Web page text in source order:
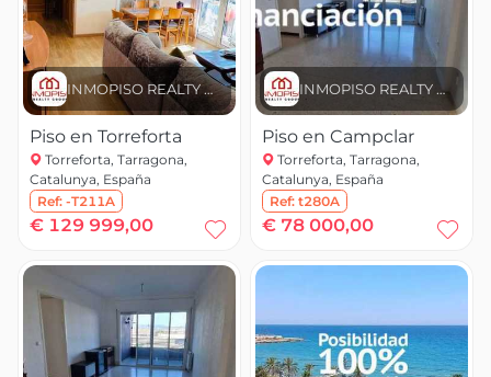
INMOPISO REALTY GROUP
Piso en Torreforta
Torreforta, Tarragona,
Catalunya, España
Ref: -T211A
€ 129 999,00
INMOPISO REALTY GROUP
Piso en Campclar
Torreforta, Tarragona,
Catalunya, España
Ref: t280A
€ 78 000,00